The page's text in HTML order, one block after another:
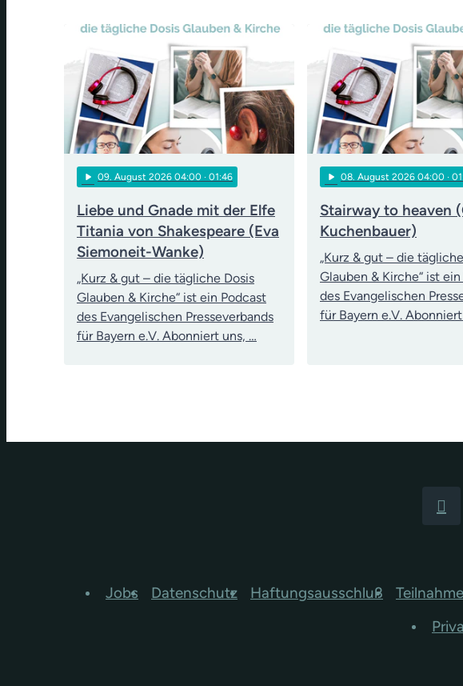
play_arrow 09 . August 2026 04:00 · 01:46
Liebe und Gnade mit der Elfe
Titania von Shakespeare (Eva
Siemoneit-Wanke)
„Kurz & gut – die tägliche Dosis
Glauben & Kirche“ ist ein Podcast
des Evangelischen Presseverbands
für Bayern e.V. Abonniert uns, …
play_arrow 08 . August 2026 04:00 ·
Stairway to heaven
Kuchenbauer)
„Kurz & gut – die
Glauben & Kirche“ ist
des Evangelischen
für Bayern e.V.
Jobs Datenschutz Haftungsausschluß